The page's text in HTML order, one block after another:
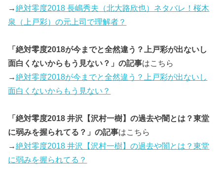
→絶対零度2018 長嶋秀夫（北大路欣也）ネタバレ！桜木
泉（上戸彩）の元上司で理解者？
「絶対零度2018が今までと全然違う？上戸彩が出ないし
面白くないからもう見ない？」の記事はこちら
→絶対零度2018が今までと全然違う？上戸彩が出ないし
面白くないからもう見ない？
「絶対零度2018 井沢【沢村一樹】の過去や闇とは？東堂
に弱みを握られてる？」の記事はこちら
→絶対零度2018 井沢【沢村一樹】の過去や闇とは？東堂
に弱みを握られてる？